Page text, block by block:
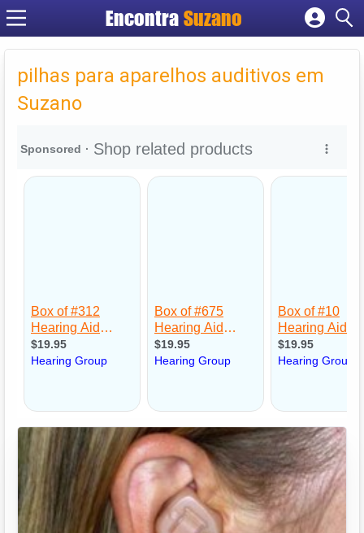
EncontraSuzano
Cadastrar empresa
Criar conta
pilhas para aparelhos auditivos em
Suzano